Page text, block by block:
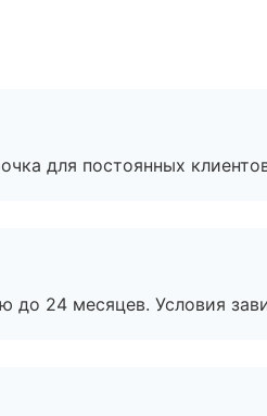
для постоянных
24 месяцев. Условия